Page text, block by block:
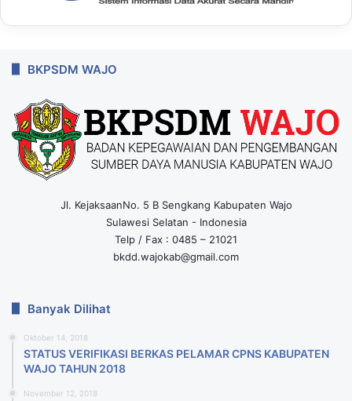
BKPSDM WAJO
Jl. KejaksaanNo. 5 B Sengkang Kabupaten Wajo
Sulawesi Selatan - Indonesia
Telp / Fax : 0485 – 21021
bkdd.wajokab@gmail.com
Banyak Dilihat
Oktober 14, 2018
STATUS VERIFIKASI BERKAS PELAMAR CPNS KABUPATEN
WAJO TAHUN 2018
November 12, 2018